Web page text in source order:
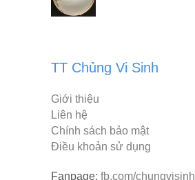
TT Chủng Vi Sinh
Giới thiệu
Liên hệ
Chính sách bảo mật
Điều khoản sử dụng
Fanpage: fb.com/chungvisinh